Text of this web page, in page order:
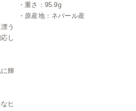
う
し
輝
ヒ
・重さ：95.9g
・原産地：ネパール産